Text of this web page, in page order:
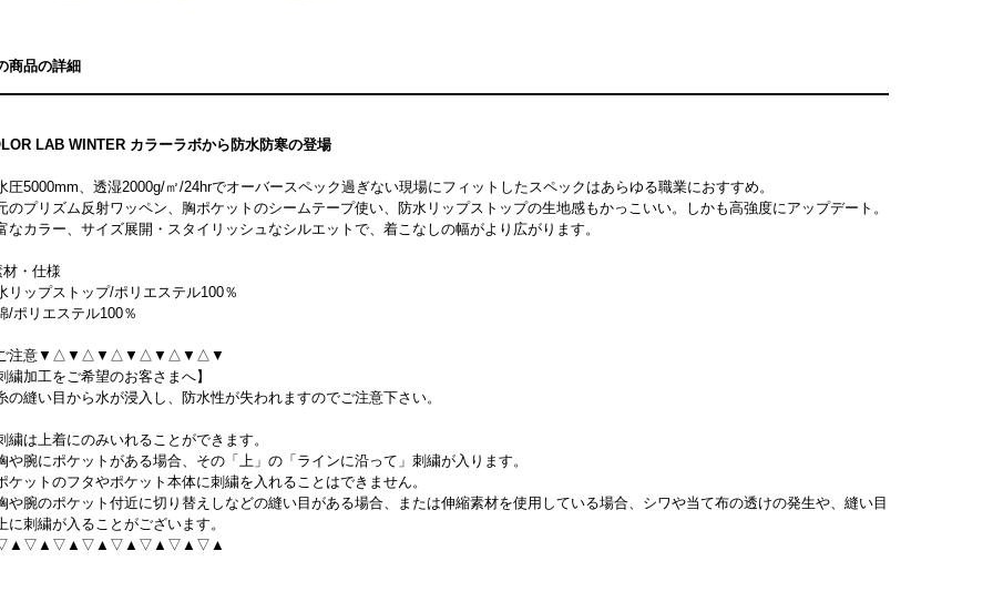
商品の詳細
LAB WINTER カラーラボから防水防寒の登場
圧5000mm、透湿2000g/㎡/24hrでオーバースペック過ぎない現場にフィットしたスペックはあらゆる職業におすすめ。
のプリズム反射ワッペン、胸ポケットのシームテープ使い、防水リップストップの生地感もかっこいい。しかも高強度にアップデート。
なカラー、サイズ展開・スタイリッシュなシルエットで、着こなしの幅がより広がります。
・仕様
リップストップ/ポリエステル100％
/ポリエステル100％
注意▼△▼△▼△▼△▼△▼△▼
繍加工をご希望のお客さまへ】
縫い目から水が浸入し、防水性が失われますのでご注意下さい。
繍は上着にのみいれることができます。
や腕にポケットがある場合、その「上」の「ラインに沿って」刺繍が入ります。
ケットのフタやポケット本体に刺繍を入れることはできません。
や腕のポケット付近に切り替えしなどの縫い目がある場合、または伸縮素材を使用している場合、シワや当て布の透けの発生や、縫い目
に刺繍が入ることがございます。